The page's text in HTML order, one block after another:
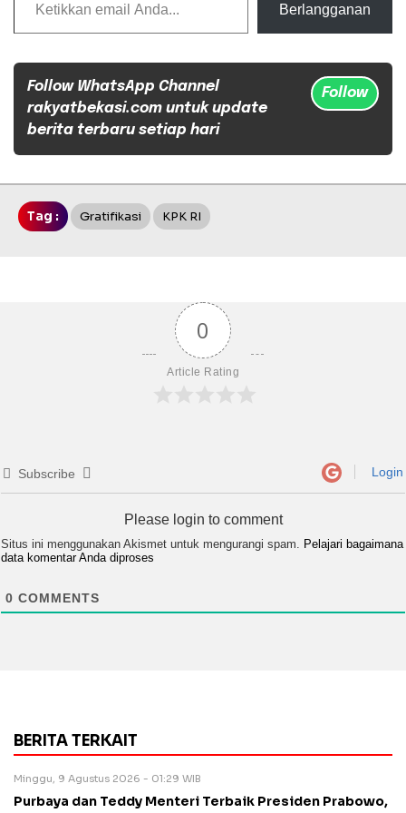
Berlangganan
Follow WhatsApp Channel
rakyatbekasi.com untuk update
berita terbaru setiap hari
Follow
Tag : Gratifikasi KPK RI
0
Article Rating
Subscribe Login
Please login to comment
Situs ini menggunakan Akismet untuk mengurangi spam.
Pelajari bagaimana
data komentar Anda diproses
0 COMMENTS
BERITA TERKAIT
Minggu, 9 Agustus 2026 - 01:29 WIB
Purbaya dan Teddy Menteri Terbaik Presiden Prabowo,